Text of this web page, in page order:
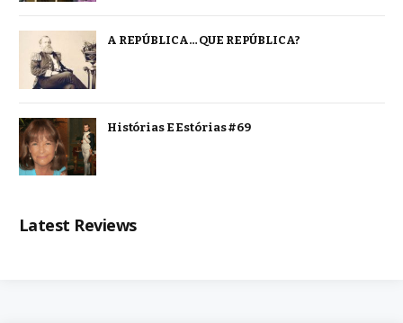
A REPÚBLICA… QUE REPÚBLICA?
Histórias E Estórias #69
Latest Reviews